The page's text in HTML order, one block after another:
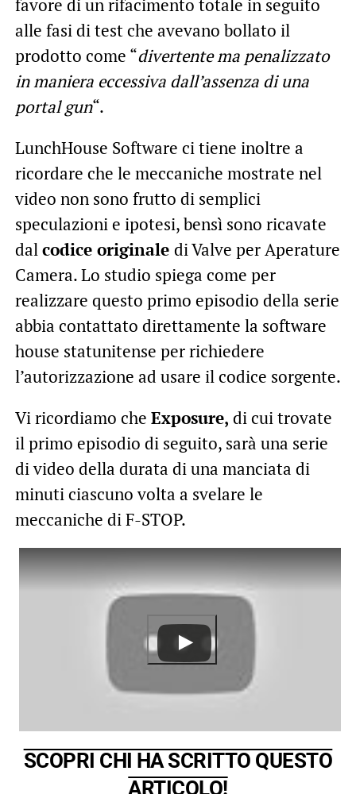
favore di un rifacimento totale in seguito
alle fasi di test che avevano bollato il
prodotto come “divertente ma penalizzato
in maniera eccessiva dall’assenza di una
portal gun“.
LunchHouse Software ci tiene inoltre a
ricordare che le meccaniche mostrate nel
video non sono frutto di semplici
speculazioni e ipotesi, bensì sono ricavate
dalcodice originale di Valve per Aperature
Camera. Lo studio spiega come per
realizzare questo primo episodio della serie
abbia contattato direttamente la software
house statunitense per richiedere
l’autorizzazione ad usare il codice sorgente.
Vi ricordiamo che Exposure, di cui trovate
il primo episodio di seguito, sarà una serie
di video della durata di una manciata di
minuti ciascuno volta a svelare le
meccaniche di F-STOP.
SCOPRI CHI HA SCRITTO QUESTO
ARTICOLO!